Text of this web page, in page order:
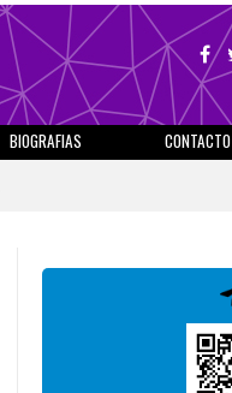
BIOGRAFIAS CONTACTO